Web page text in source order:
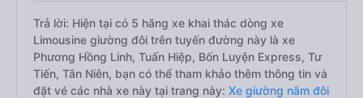
Trả lời: Hiện tại có 5 hãng xe khai thác dòng xe
Limousine giường đôi trên tuyến đường này là xe
Phương Hồng Linh, Tuấn Hiệp, Bốn Luyện Express, Tư
Tiến, Tân Niên, bạn có thể tham khảo thêm thông tin và
đặt vé các nhà xe này tại trang này: Xe giường nằm đôi